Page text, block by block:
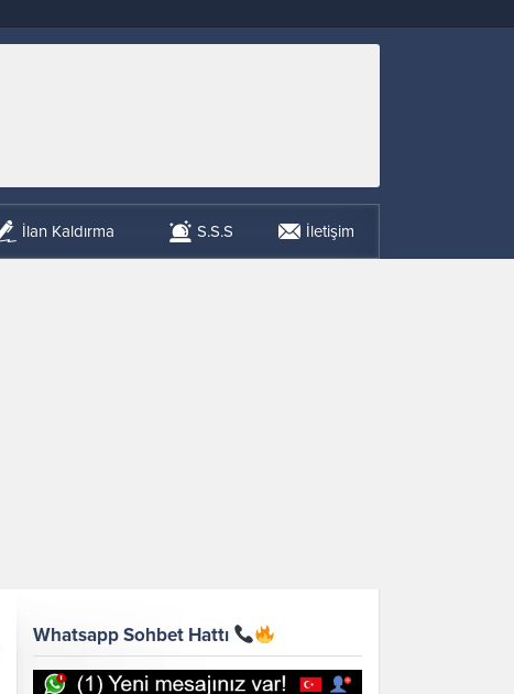
İlan Kaldırma S.S.S İletişim
Whatsapp Sohbet Hattı